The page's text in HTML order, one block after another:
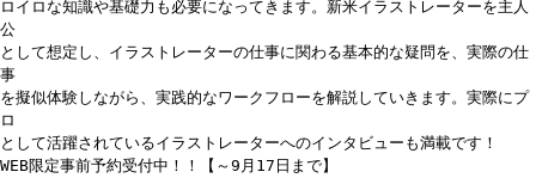
ロイロな知識や基礎力も必要になってきます。新米イラストレーターを主人
公
として想定し、イラストレーターの仕事に関わる基本的な疑問を、実際の仕
事
を擬似体験しながら、実践的なワークフローを解説していきます。実際にプ
ロ
として活躍されているイラストレーターへのインタビューも満載です！
WEB限定事前予約受付中！！【～9月17日まで】